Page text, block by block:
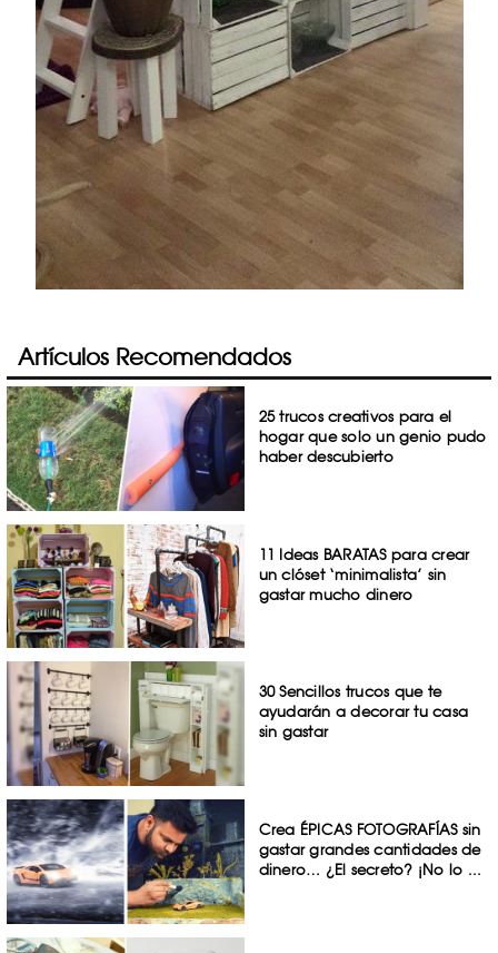
Artículos Recomendados
25 trucos creativos para el
hogar que solo un genio pudo
haber descubierto
11 Ideas BARATAS para crear
un clóset ‘minimalista’ sin
gastar mucho dinero
30 Sencillos trucos que te
ayudarán a decorar tu casa
sin gastar
Crea ÉPICAS FOTOGRAFÍAS sin
gastar grandes cantidades de
dinero… ¿El secreto? ¡No lo ...